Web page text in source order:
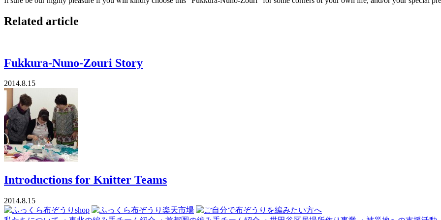
Related article
Fukkura-Nuno-Zouri Story
2014.8.15
Introductions for Knitter Teams
2014.8.15